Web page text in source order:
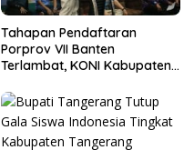
Tahapan Pendaftaran
Porprov VII Banten
Terlambat, KONI Kabupaten
Kesiapan Panitia